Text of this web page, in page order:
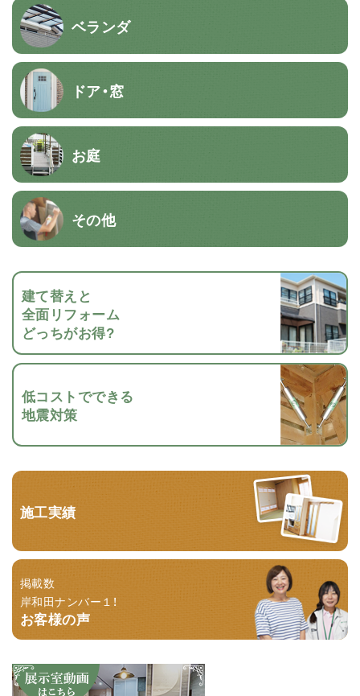
ベランダ
ドア・窓
お庭
その他
建て替えと
全面リフォーム
どっちがお得?
低コストでできる
地震対策
施工実績
掲載数
岸和田ナンバー１！
お客様の声